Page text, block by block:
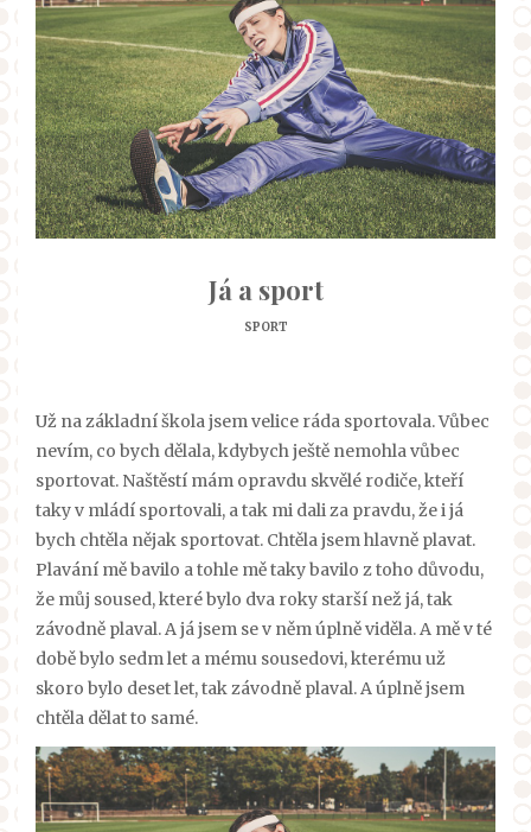
Já a sport
SPORT
Už na základní škola jsem velice ráda sportovala. Vůbec
nevím, co bych dělala, kdybych ještě nemohla vůbec
sportovat. Naštěstí mám opravdu skvělé rodiče, kteří
taky v mládí sportovali, a tak mi dali za pravdu, že i já
bych chtěla nějak sportovat. Chtěla jsem hlavně plavat.
Plavání mě bavilo a tohle mě taky bavilo z toho důvodu,
že můj soused, které bylo dva roky starší než já, tak
závodně plaval. A já jsem se v něm úplně viděla. A mě v té
době bylo sedm let a mému sousedovi, kterému už
skoro bylo deset let, tak závodně plaval. A úplně jsem
chtěla dělat to samé.